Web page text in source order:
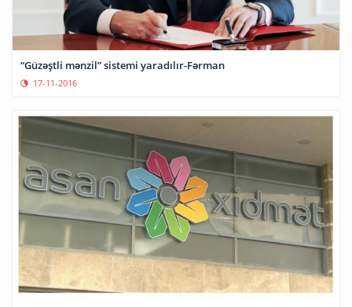
“Güzəştli mənzil” sistemi yaradılır-Fərman
17-11-2016